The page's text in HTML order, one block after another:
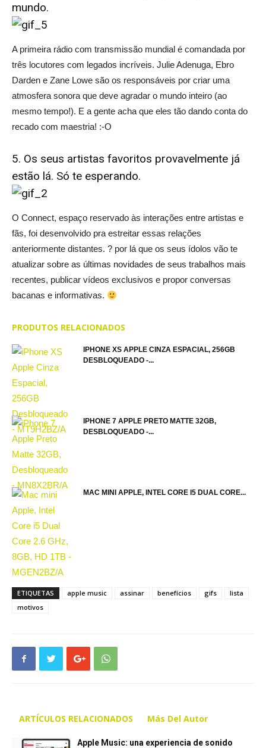
mundo.
A primeira rádio com transmissão mundial é comandada por
três locutores com legados incríveis. Julie Adenuga, Ebro
Darden e Zane Lowe são os responsáveis por criar uma
atmosfera sonora que deve agradar o mundo inteiro (ao
mesmo tempo!). E a gente acha que eles tão dando conta do
recado com maestria! :-O
5. Os seus artistas favoritos provavelmente já
estão lá. Só te esperando.
O Connect, espaço reservado às interações entre artistas e
fãs, foi desenvolvido pra estreitar essas relações
anteriormente distantes. ? por lá que os seus ídolos vão te
atualizar sobre as últimas novidades de seus trabalhos mais
recentes, publicar vídeos exclusivos e propor conversas
bacanas e informativas.
PRODUTOS RELACIONADOS
IPHONE XS APPLE CINZA ESPACIAL, 256GB
DESBLOQUEADO -...
IPHONE 7 APPLE PRETO MATTE 32GB,
DESBLOQUEADO -...
MAC MINI APPLE, INTEL CORE I5 DUAL CORE...
ETIQUETAS apple music assinar benefícios gifs
lista
motivos
ARTÍCULOS RELACIONADOS Más Del Autor
Apple Music: una experiencia de sonido